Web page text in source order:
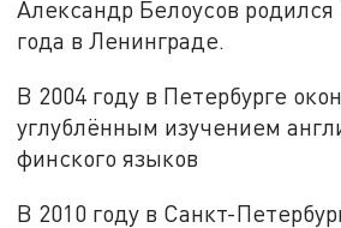
Александр Белоусов родился
года в Ленинграде.
В 2004 году в Петербурге
углублённым изучением
финского языков
В 2010 году в Санкт-